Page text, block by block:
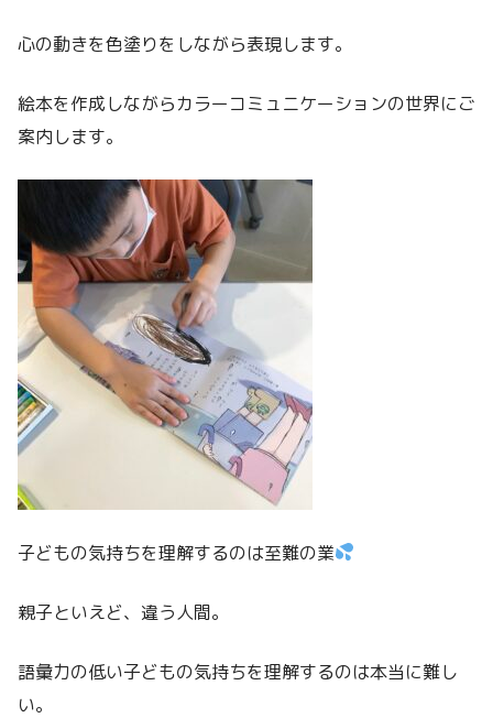
心の動きを色塗りをしながら表現します。
絵本を作成しながらカラーコミュニケーションの世界にご
案内します。
子どもの気持ちを理解するのは至難の業
親子といえど、違う人間。
語彙力の低い子どもの気持ちを理解するのは本当に難し
い。